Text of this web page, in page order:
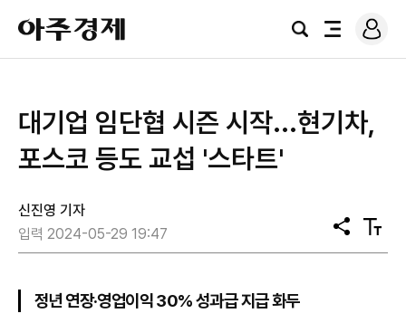
아
주
경
검
전
로
그
대기업 임단협 시즌 시작...현기차,
포스코 등도 교섭 '스타트'
신진영 기자
입력 2024-05-29 19:47
공
유
텍
스
정년 연장·영업이익 30% 성과급 지급 화두